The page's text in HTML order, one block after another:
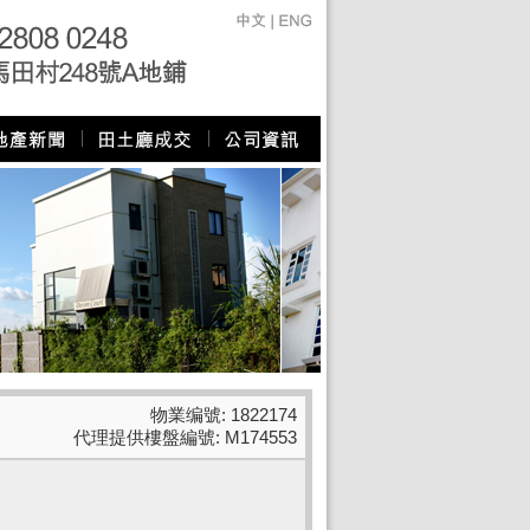
物業编號: 1822174
代理提供樓盤編號: M174553